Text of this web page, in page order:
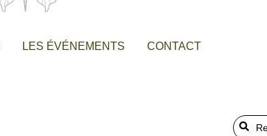
LES ÉVÉNEMENTS CONTACT